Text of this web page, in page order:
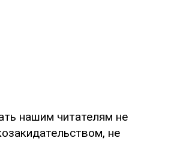
нашим читателям не
не